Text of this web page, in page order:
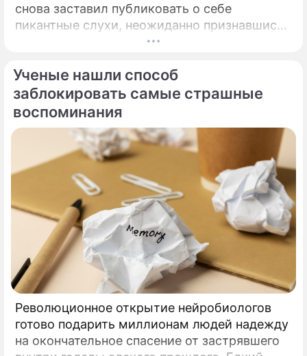
снова заставил публиковать о себе
пикантные слухи, неожиданно признавшись
в чувствах к весьма непростой женщина.
представительниц прекрасного пола с
внушительным жизненным опытом Прохор
Шаляпин вновь оказался в эпицентре
Ученые нашли способ
заблокировать самые страшные
воспоминания
Революционное открытие нейробиологов
готово подарить миллионам людей надежду
на окончательное спасение от застрявшего